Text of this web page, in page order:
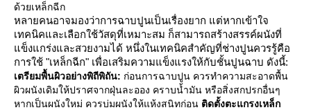
ด้วยเหล็กฉีก
หลายคนอาจมองว่าการฉาบปูนเป็นเรื่องยาก แต่หากเข้าใจ
เทคนิคและเลือกใช้วัสดุที่เหมาะสม ก็สามารถสร้างสรรค์ผนังที่
ข็งแกร่งและสวยงามได้ หนึ่งในเทคนิคสำคัญที่ช่างปูนควรรู้คือ
การใช้ "เหล็กฉีก" เพื่อเสริมความแข็งแรงให้กับชั้นปูนฉาบ ดังนี้:
เตรียมพื้นผิวอย่างพิถีพิถัน: ก่อนการฉาบปูน ควรทำความสะอาดพื้น
ผิวผนังเดิมให้ปราศจากฝุ่นละออง คราบน้ำมัน หรือสิ่งสกปรกอื่นๆ
หากเป็นผนังใหม่ ควรบ่มผนังให้แห้งสนิทก่อน ติดตั้งตะแกรงเหล็ก